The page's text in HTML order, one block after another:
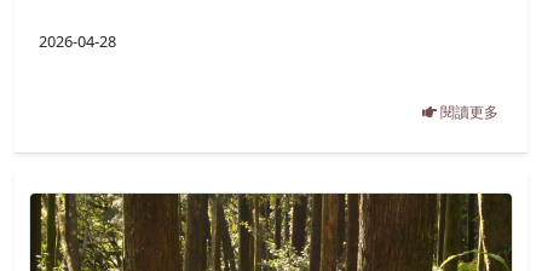
2026-04-28
閱讀更多